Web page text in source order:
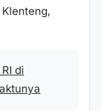
di